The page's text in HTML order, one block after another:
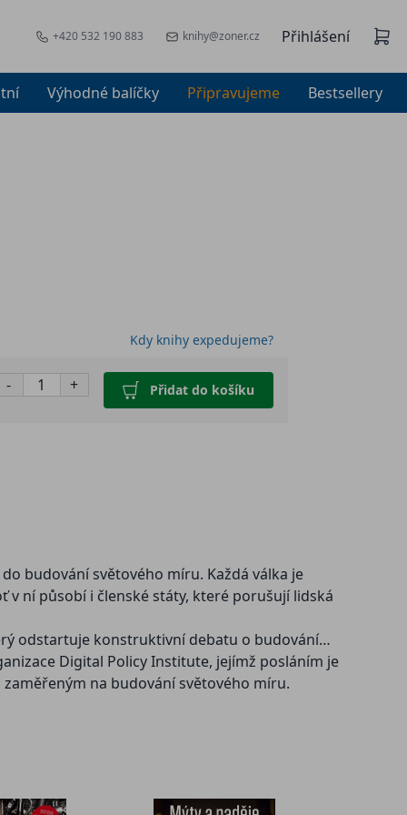
+420 532 190 883 knihy@zoner.cz Přihlášení
Výhodné balíčky Připravujeme Bestsellery
Kdy knihy expedujeme?
- + Přidat do košíku
budování světového míru. Každá válka je
ní působí i členské státy, které porušují lidská
odstartuje konstruktivní debatu o budování
Digital Policy Institute, jejímž posláním je
na budování světového míru.